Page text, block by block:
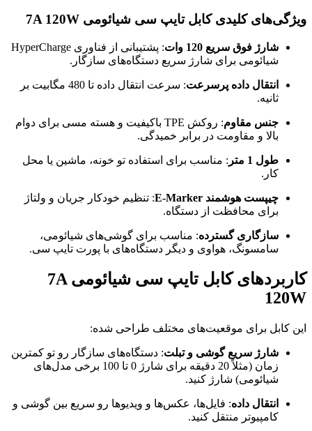
ویژگی‌های کلیدی کابل تایپ سی شیائومی 7A 120W
شارژ فوق سریع 120 وات
: پشتیبانی از فناوری HyperCharge
شیائومی برای شارژ سریع دستگاه‌های سازگار.
انتقال داده پرسرعت
: سرعت انتقال داده تا 480 مگابیت بر
ثانیه.
جنس مقاوم
: روکش TPE باکیفیت و هسته مسی برای دوام
بالا و مقاومت در برابر خمیدگی.
طول 1 متر
: مناسب برای استفاده تو خونه، ماشین یا محل
کار.
چیپست هوشمند E-Marker
: تنظیم خودکار جریان و ولتاژ
برای محافظت از دستگاه.
سازگاری گسترده: مناسب برای گوشی‌های شیائومی،
سامسونگ، هواوی و دیگر دستگاه‌های با پورت تایپ سی.
کاربردهای کابل تایپ سی شیائومی 7A
120W
این کابل برای موقعیت‌های مختلف طراحی شده:
شارژ سریع گوشی و تبلت: دستگاه‌های سازگار رو تو کمترین
زمان (مثلاً 20 دقیقه برای شارژ 0 تا 100 برخی مدل‌های
شیائومی) شارژ کنید.
انتقال داده: فایل‌ها، عکس‌ها و ویدیوها رو سریع بین گوشی و
کامپیوتر منتقل کنید.